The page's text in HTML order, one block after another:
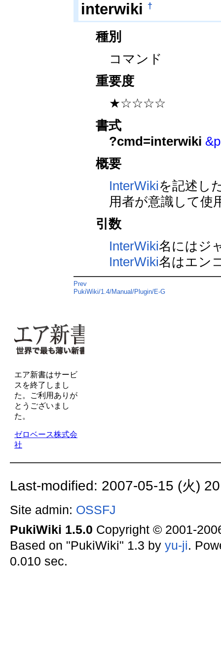
interwiki †
種別
コマンド
重要度
★☆☆☆☆
書式
?cmd=interwiki
概要
InterWikiを記述し
用者が意識して使
引数
InterWiki名にはジ
InterWiki名はエン
Prev
PukiWiki/1.4/Manual/Plugin/E-G
Last-modified: 2007-05-15 (火)
Site admin: OSSFJ
PukiWiki 1.5.0 Copyright © 2001-
Based on "PukiWiki" 1.3 by yu-ji.
0.010 sec.